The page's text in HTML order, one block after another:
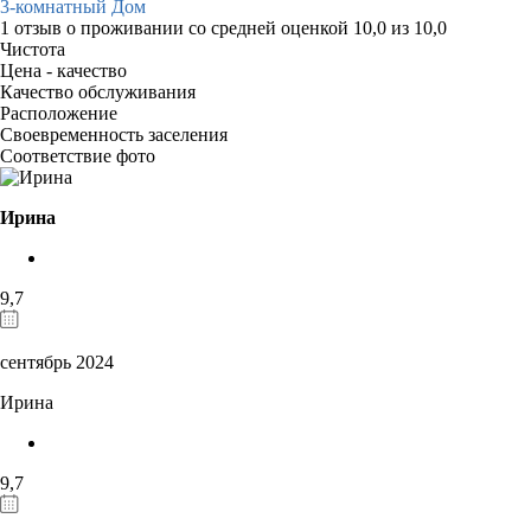
3-комнатный Дом
1 отзыв о проживании со средней оценкой 10,0 из 10,0
Чистота
Цена - качество
Качество обслуживания
Расположение
Своевременность заселения
Соответствие фото
Ирина
9,7
сентябрь 2024
Ирина
9,7